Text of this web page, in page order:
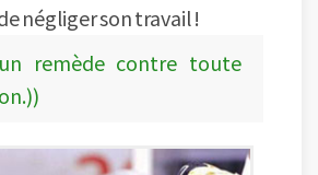
négliger son travail !
remède contre toute